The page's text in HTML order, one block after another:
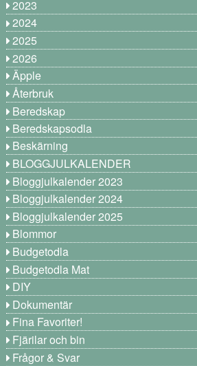
2023
2024
2025
2026
Äpple
Återbruk
Beredskap
Beredskapsodla
Beskärning
BLOGGJULKALENDER
Bloggjulkalender 2023
Bloggjulkalender 2024
Bloggjulkalender 2025
Blommor
Budgetodla
Budgetodla Mat
DIY
Dokumentär
Fina Favoriter!
Fjärilar och bin
Frågor & Svar